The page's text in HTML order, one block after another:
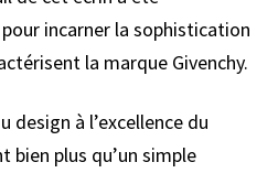
incarner la sophistication
la marque Givenchy.
design à l’excellence du
bien plus qu’un simple